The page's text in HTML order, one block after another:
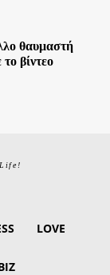
θαυμαστή
βίντεο
LOVE